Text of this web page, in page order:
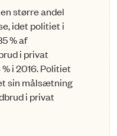
større andel
idet politiet i
% af
i privat
i 2016. Politiet
sin målsætning
i privat